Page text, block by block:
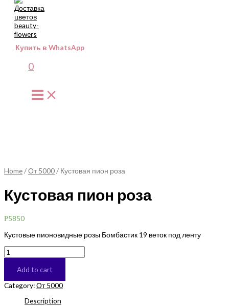
содержимому
Купить в WhatsApp
0
Main
Menu
Home/От 5000/ Кустовая пион роза
Кустовая пион роза
Р5850
Кустовые пионовидные розы Бомбастик 19 веток под ленту
Кустовая
пион
розаAdd to cart
Category:От 5000
Description